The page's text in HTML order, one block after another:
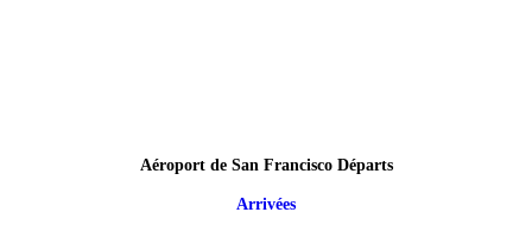
Aéroport de San Francisco Départs
Arrivées